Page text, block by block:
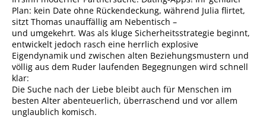
Plan: kein Date ohne Rückendeckung, während Julia flirtet,
sitzt Thomas unauffällig am Nebentisch –
und umgekehrt. Was als kluge Sicherheitsstrategie beginnt,
entwickelt jedoch rasch eine herrlich explosive
Eigendynamik und zwischen alten Beziehungsmustern und
völlig aus dem Ruder laufenden Begegnungen wird schnell
klar:
Die Suche nach der Liebe bleibt auch für Menschen im
besten Alter abenteuerlich, überraschend und vor allem
unglaublich komisch.